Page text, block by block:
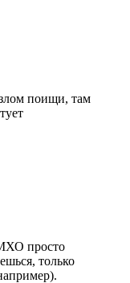
поищи, там
просто
только